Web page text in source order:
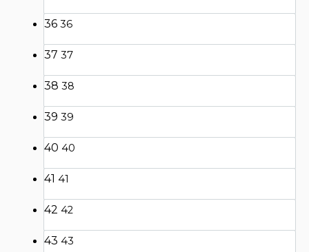
36 36
37 37
38 38
39 39
40 40
41 41
42 42
43 43